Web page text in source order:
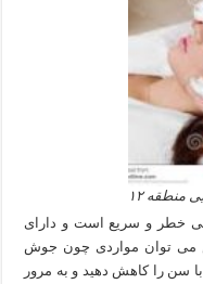
منطقه ۱۲
خطر و سریع است و دارای
می توان مواردی چون جوش
سن را کاهش دهید و به مرور